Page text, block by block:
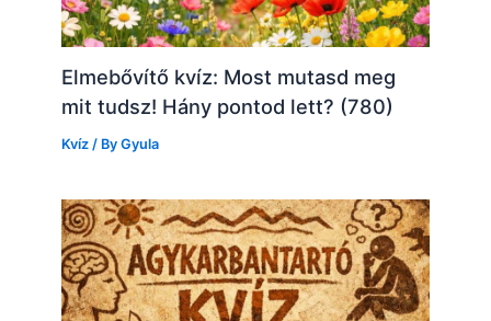
Elmebővítő kvíz: Most mutasd meg
mit tudsz! Hány pontod lett? (780)
Kvíz / ByGyula